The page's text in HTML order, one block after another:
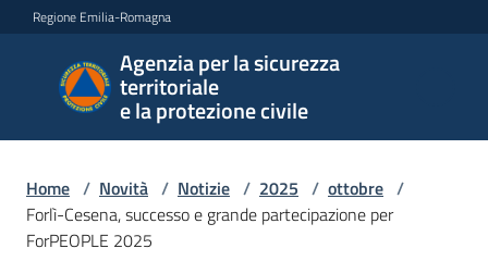
Vai al contenuto
Vai alla navigazione
Vai al footer
Regione Emilia-Romagna
Agenzia per la sicurezza
territoriale
e la protezione civile
Agenzia
per la
sicurezza
e la
protezione
civile
Home / Novità / Notizie / 2025 / ottobre /
Forlì-Cesena, successo e grande partecipazione per
ForPEOPLE 2025